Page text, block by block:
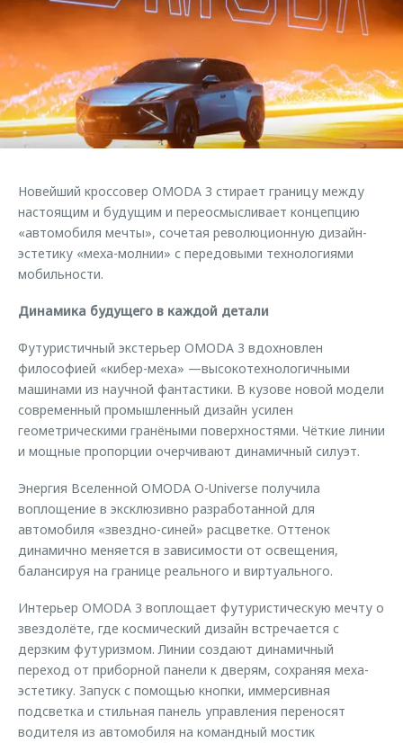
Страхование
Кредитный калькулятор
Аксессуары
Одежда и сувениры
Оригинальные аксессуары
Трейд-ин
Калькулятор трейд-ин
Клиентская поддержка
Клуб владельцев OMODA
Приложение O&J
Аксессуары
Оригинальные аксессуары
Запчасти
Обратная связь
Ultra
Новейший кроссовер OMODA 3 стирает границу между
настоящим и будущим и переосмысливает концепцию
«автомобиля мечты», сочетая революционную дизайн-
эстетику «меха-молнии» с передовыми технологиями
мобильности.
Динамика будущего в каждой детали
Футуристичный экстерьер OMODA 3 вдохновлен
философией «кибер-меха» —высокотехнологичными
машинами из научной фантастики. В кузове новой модели
современный промышленный дизайн усилен
геометрическими гранёными поверхностями. Чёткие линии
и мощные пропорции очерчивают динамичный силуэт.
Энергия Вселенной OMODA O-Universe получила
воплощение в эксклюзивно разработанной для
автомобиля «звездно-синей» расцветке. Оттенок
динамично меняется в зависимости от освещения,
балансируя на границе реального и виртуального.
Интерьер OMODA 3 воплощает футуристическую мечту о
звездолёте, где космический дизайн встречается с
дерзким футуризмом. Линии создают динамичный
переход от приборной панели к дверям, сохраняя меха-
эстетику. Запуск с помощью кнопки, иммерсивная
подсветка и стильная панель управления переносят
водителя из автомобиля на командный мостик